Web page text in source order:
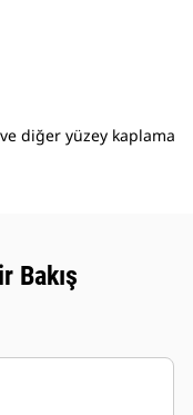
diğer yüzey kaplama
Bakış